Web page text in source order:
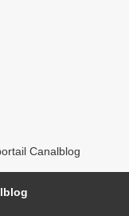
Canalblog